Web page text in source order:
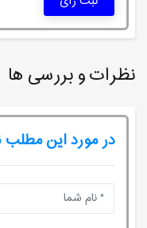
نظرات و بررسی ها
در مورد این مطلب